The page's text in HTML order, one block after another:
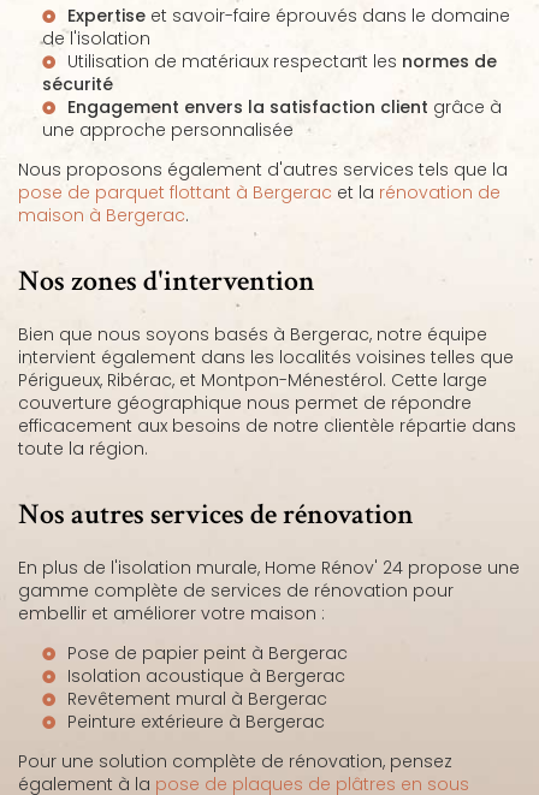
Expertise et savoir-faire éprouvés dans le domaine
de l'isolation
Utilisation de matériaux respectant les normes de
sécurité
Engagement envers la satisfaction client grâce à
une approche personnalisée
Nous proposons également d'autres services tels que la
pose de parquet flottant à Bergerac et la rénovation de
maison à Bergerac.
Nos zones d'intervention
Bien que nous soyons basés à Bergerac, notre équipe
intervient également dans les localités voisines telles que
Périgueux, Ribérac, et Montpon-Ménestérol. Cette large
couverture géographique nous permet de répondre
efficacement aux besoins de notre clientèle répartie dans
toute la région.
Nos autres services de rénovation
En plus de l'isolation murale, Home Rénov' 24 propose une
gamme complète de services de rénovation pour
embellir et améliorer votre maison :
Pose de papier peint à Bergerac
Isolation acoustique à Bergerac
Revêtement mural à Bergerac
Peinture extérieure à Bergerac
Pour une solution complète de rénovation, pensez
également à la pose de plaques de plâtres en sous